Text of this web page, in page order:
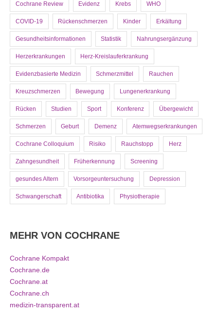
Cochrane Review Evidenz Krebs WHO
COVID-19 Rückenschmerzen Kinder Erkältung
Gesundheitsinformationen Statistik Nahrungsergänzung
Herzerkrankungen Herz-Kreislauferkrankung
Evidenzbasierte Medizin Schmerzmittel Rauchen
Kreuzschmerzen Bewegung Lungenerkrankung
Rücken Studien Sport Konferenz Übergewicht
Schmerzen Geburt Demenz Atemwegserkrankungen
Cochrane Colloquium Risiko Rauchstopp Herz
Zahngesundheit Früherkennung Screening
gesundes Altern Vorsorgeuntersuchung Depression
Schwangerschaft Antibiotika Physiotherapie
MEHR VON COCHRANE
Cochrane Kompakt
Cochrane.de
Cochrane.at
Cochrane.ch
medizin-transparent.at